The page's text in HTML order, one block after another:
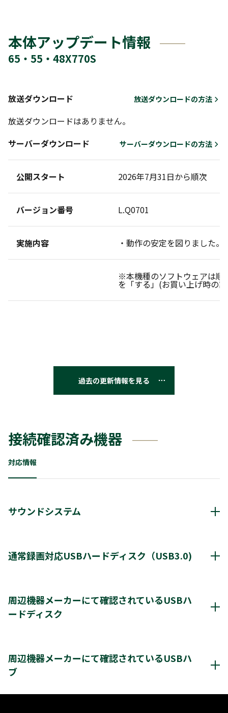
本体アップデート情報
65・55・48X770S
放送ダウンロード 放送ダウンロードの方法
放送ダウンロードはありません。
サーバーダウンロード
サーバーダウンロードの方法
公開スタート 2026年7月31日から順次
バージョン番号 L.Q0701
実施内容 ・動作の安定を図りました。
※本機種のソフトウェアは順
を「する」(お買い上げ時の
過去の更新情報を見る
接続確認済み機器
対応情報
サウンドシステム
クリックすると別ウインドウが開きます。
通常録画対応USBハードディスク（USB3.0)
登録台数*1
THD-300V3 THD-400V3
周辺機器メーカーにて確認されているUSBハ
ードディスク
クリックすると別ウインドウが開きます。
※リンク先の情報は、周辺機器メーカーが提供するものであり、当社（TVS
REGZA株式会社）が動作の保証をするものではありません。
周辺機器メーカーにて確認されているUSBハ
ブ